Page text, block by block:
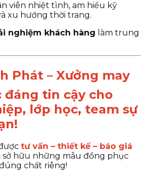
viên nhiệt tình, am hiểu kỹ
xu hướng thời trang.
nghiệm khách hàng làm trung
Phát – Xưởng may
đáng tin cậy cho
lớp học, team sự
tư vấn – thiết kế – báo giá
sở hữu những mẫu đồng phục
chất riêng!